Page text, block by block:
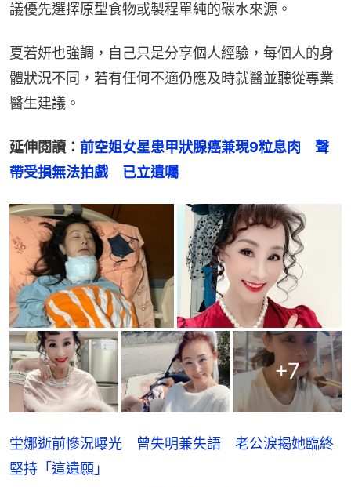
議優先選擇原型食物或製程單純的碳水來源。
夏若妍也強調，自己只是分享個人經驗，每個人的身
體狀況不同，若有任何不適仍應及時就醫並聽從專業
醫生建議。
延伸閱讀： 前空姐女星患甲狀腺癌兼現9粒息肉　聲
帶受損無法拍戲　已立遺囑
+7
坣娜逝前慘況曝光 曾失明兼失語 老公淚揭她臨終
堅持「這遺願」